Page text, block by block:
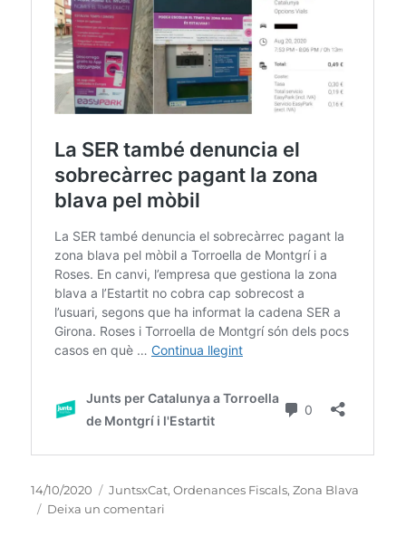
Publicat
el
14/10/2020 Categories
JuntsxCat,Ordenances Fiscals,Zona Blava
Deixa un comentari